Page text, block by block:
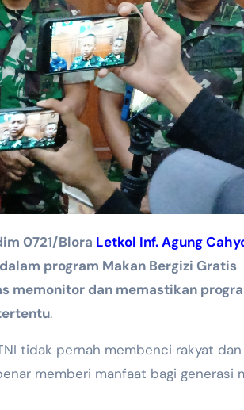
0721/Blora Letkol Inf. Agung
program Makan Bergizi Gratis
memonitor dan memastikan
.
tidak pernah membenci rakyat dan
memberi manfaat bagi generasi